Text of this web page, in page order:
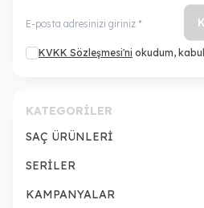
KVKK Sözleşmesi'ni okudum,
KATEGORILER
SAÇ ÜRÜNLERİ
SERİLER
KAMPANYALAR